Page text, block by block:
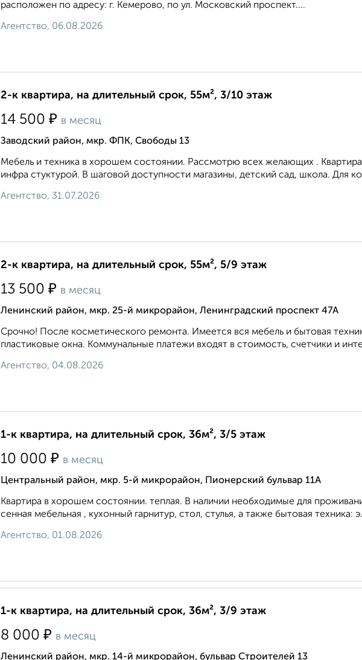
расположен по адресу: г. Кемерово, по ул. Московский проспект....
Агентство, 06.08.2026
2-к квартира, на длительный срок, 55м², 3/10 этаж
14 500 ₽ в месяц
Заводский район, мкр. ФПК, Свободы 13
Мебель и техника в хорошем состоянии. Рассмотрю всех желающих .
инфра стуктурой. В шаговой доступности магазины, детский сад, школа. Для
Агентство, 31.07.2026
2-к квартира, на длительный срок, 55м², 5/9 этаж
13 500 ₽ в месяц
Ленинский район, мкр. 25-й микрорайон, Ленинградский проспект 47А
Срочно! После косметического ремонта. Имеется вся мебель и бытовая
пластиковые окна. Коммунальные платежи входят в стоимость, счетчики и
Агентство, 04.08.2026
1-к квартира, на длительный срок, 36м², 3/5 этаж
10 000 ₽ в месяц
Центральный район, мкр. 5-й микрорайон, Пионерский бульвар 11А
Квартира в хорошем состоянии. теплая. В наличии необходимые для
сенная мебельная , кухонный гарнитур, стол, стулья, а также бытовая техника:
Агентство, 01.08.2026
1-к квартира, на длительный срок, 36м², 3/9 этаж
8 000 ₽ в месяц
Ленинский район, мкр. 14-й микрорайон, бульвар Строителей 13